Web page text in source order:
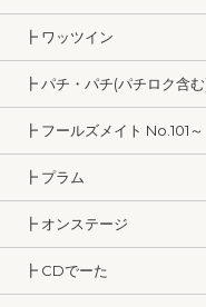
┣ ワッツイン
┣ パチ・パチ(パチロク含
┣ フールズメイト No.101～
┣ プラム
┣ オンステージ
┣ CDでーた